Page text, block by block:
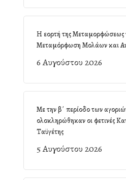
Η εορτή της Μεταμορφώσεως
Μεταμόρφωση Μολάων και
6 Αυγούστου 2026
Με την β΄ περίοδο των
ολοκληρώθηκαν οι φετινές
Ταϋγέτης
5 Αυγούστου 2026